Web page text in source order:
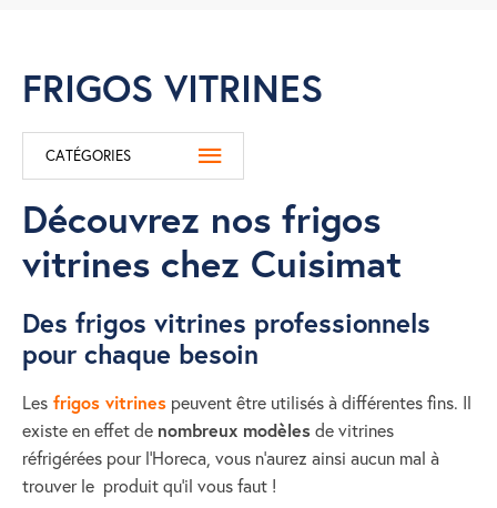
FRIGOS VITRINES
CATÉGORIES
Découvrez nos frigos
vitrines chez Cuisimat
Des frigos vitrines professionnels
pour chaque besoin
Les frigos vitrines peuvent être utilisés à différentes fins. Il
existe en effet de nombreux modèlesde vitrines
réfrigérées pour l'Horeca, vous n'aurez ainsi aucun mal à
trouver le produit qu'il vous faut !